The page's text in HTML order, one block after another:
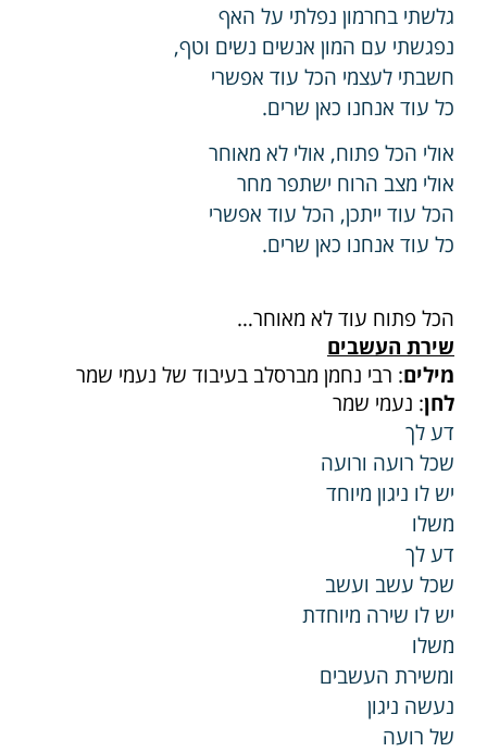
גלשתי בחרמון נפלתי על האף
נפגשתי עם המון אנשים נשים וטף,
חשבתי לעצמי הכל עוד אפשרי
כל עוד אנחנו כאן שרים.
אולי הכל פתוח, אולי לא מאוחר
אולי מצב הרוח ישתפר מחר
הכל עוד ייתכן, הכל עוד אפשרי
כל עוד אנחנו כאן שרים.
הכל פתוח עוד לא מאוחר…
שירת העשבים
מילים: רבי נחמן מברסלב בעיבוד של נעמי שמר
לחן: נעמי שמר
דע לך
שכל רועה ורועה
יש לו ניגון מיוחד
משלו
דע לך
שכל עשב ועשב
יש לו שירה מיוחדת
משלו
ומשירת העשבים
נעשה ניגון
של רועה